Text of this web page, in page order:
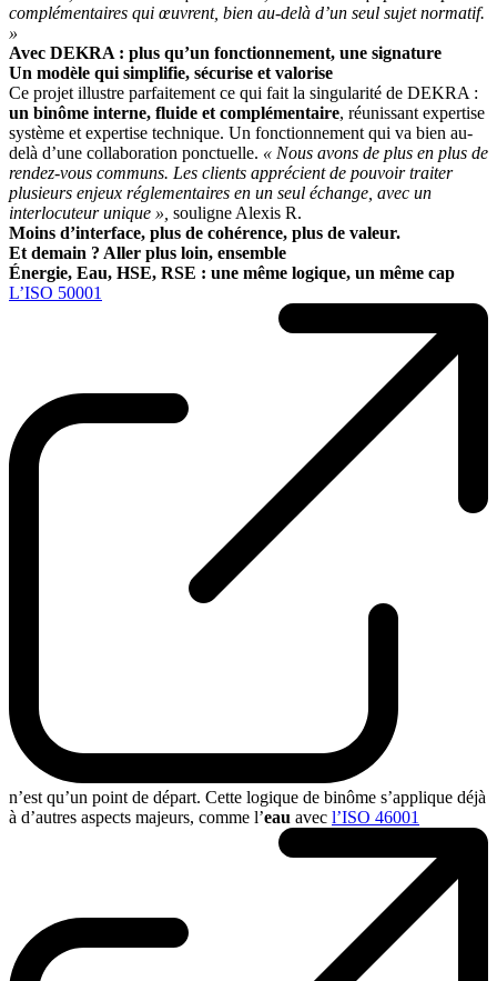
complémentaires qui œuvrent, bien au-delà d’un seul sujet normatif.
»
Avec DEKRA : plus qu’un fonctionnement, une signature
Un modèle qui simplifie, sécurise et valorise
Ce projet illustre parfaitement ce qui fait la singularité de DEKRA :
un binôme interne, fluide et complémentaire, réunissant expertise
système et expertise technique. Un fonctionnement qui va bien au-
delà d’une collaboration ponctuelle. « Nous avons de plus en plus de
rendez-vous communs. Les clients apprécient de pouvoir traiter
plusieurs enjeux réglementaires en un seul échange, avec un
interlocuteur unique », souligne Alexis R.
Moins d’interface, plus de cohérence, plus de valeur.
Et demain ? Aller plus loin, ensemble
Énergie, Eau, HSE, RSE : une même logique, un même cap
L’ISO 50001
n’est qu’un point de départ. Cette logique de binôme s’applique déjà
à d’autres aspects majeurs, comme l’eau avec l’ISO 46001